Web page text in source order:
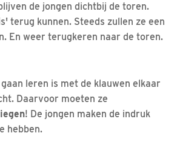
de jongen dichtbij de toren.
terug kunnen. Steeds zullen ze een
En weer terugkeren naar de toren.
leren is met de klauwen elkaar
Daarvoor moeten ze
! De jongen maken de indruk
hebben.